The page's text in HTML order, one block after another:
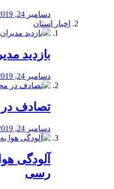
دسامبر 24, 2019
اخبار استان
بازدید
دسامبر 24, 2019
تصادف در
دسامبر 24, 2019
آلودگی
رسی